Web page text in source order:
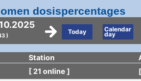
dosispercentages
)
Today Calendar
day
Station
[ 21 online ]